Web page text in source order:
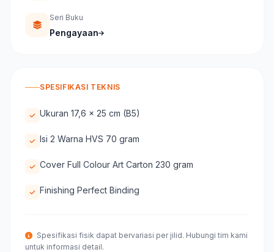
Seri Buku
Pengayaan
SPESIFIKASI TEKNIS
Ukuran 17,6 x 25 cm (B5)
Isi 2 Warna HVS 70 gram
Cover Full Colour Art Carton 230 gram
Finishing Perfect Binding
Spesifikasi fisik dapat bervariasi per jilid. Hubungi tim kami
untuk informasi detail.